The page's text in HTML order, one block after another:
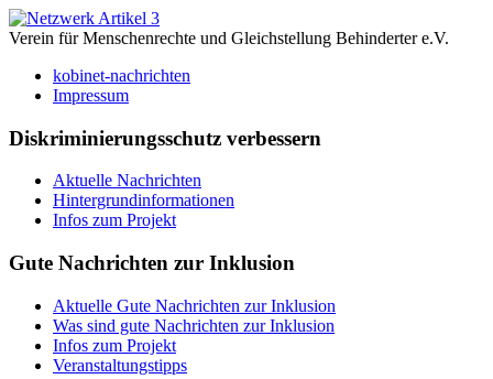
Verein für Menschenrechte und Gleichstellung Behinderter e.V.
kobinet-nachrichten
Impressum
Diskriminierungsschutz verbessern
Aktuelle Nachrichten
Hintergrundinformationen
Infos zum Projekt
Gute Nachrichten zur Inklusion
Aktuelle Gute Nachrichten zur Inklusion
Was sind gute Nachrichten zur Inklusion
Infos zum Projekt
Veranstaltungstipps